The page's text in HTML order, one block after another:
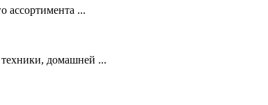
ассортимента ...
домашней ...